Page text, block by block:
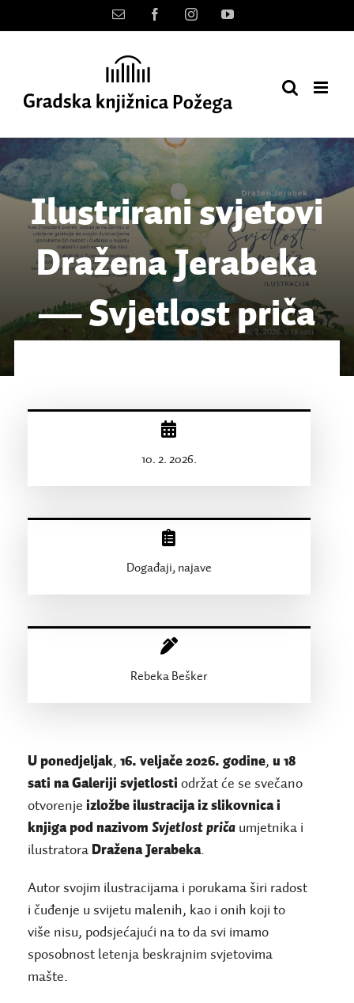
to
Kontakt FacebookInstagramYouTube
Ilustrirani svjetovi
Dražena Jerabeka
— Svjetlost priča
10. 2. 2026.
Događaji, najave
Rebeka Bešker
U ponedjeljak,16. veljače 2026. godine,u 18
sati na Galeriji svjetlostiodržat će se svečano
otvorenje izložbe ilustracija iz slikovnica i
knjiga pod nazivomSvjetlost priča umjetnika i
ilustratora Dražena Jerabeka.
Autor svojim ilustracijama i porukama širi radost
i čuđenje u svijetu malenih, kao i onih koji to
više nisu, podsjećajući na to da svi imamo
sposobnost letenja beskrajnim svjetovima
mašte.